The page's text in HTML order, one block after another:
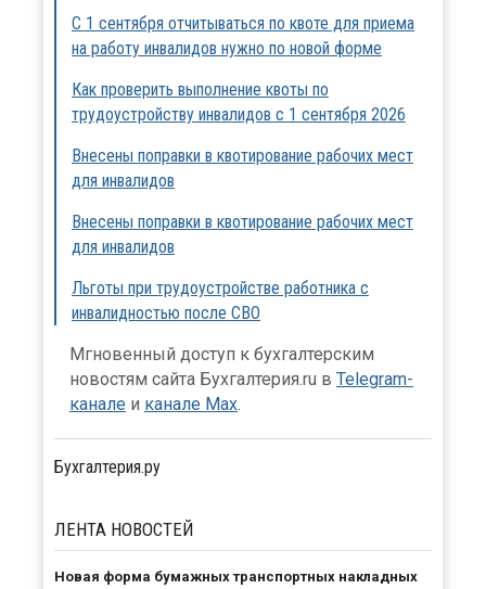
С 1 сентября отчитываться по квоте для приема
на работу инвалидов нужно по новой форме
Как проверить выполнение квоты по
трудоустройству инвалидов с 1 сентября 2026
Внесены поправки в квотирование рабочих мест
для инвалидов
Внесены поправки в квотирование рабочих мест
для инвалидов
Льготы при трудоустройстве работника с
инвалидностью после СВО
Мгновенный доступ к бухгалтерским
новостям сайта Бухгалтерия.ru в Telegram-
канале и канале Max.
Бухгалтерия.ру
ЛЕНТА НОВОСТЕЙ
Новая форма бумажных транспортных накладных